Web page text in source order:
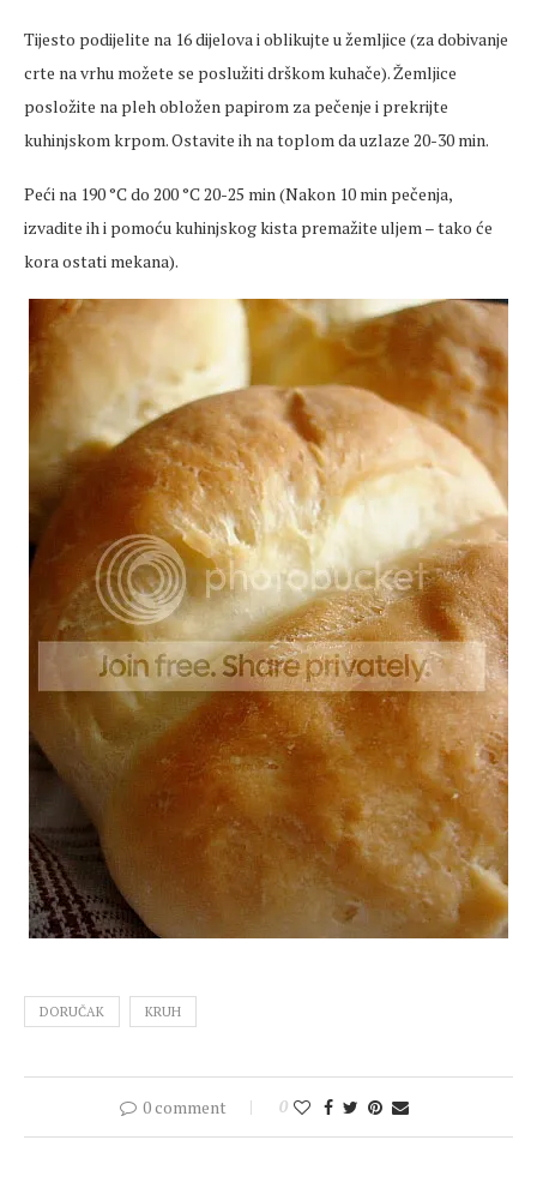
Tijesto podijelite na 16 dijelova i oblikujte u žemljice (za dobivanje
crte na vrhu možete se poslužiti drškom kuhače). Žemljice
posložite na pleh obložen papirom za pečenje i prekrijte
kuhinjskom krpom. Ostavite ih na toplom da uzlaze 20-30 min.
Peći na 190 °C do 200 °C 20-25 min (Nakon 10 min pečenja,
izvadite ih i pomoću kuhinjskog kista premažite uljem – tako će
kora ostati mekana).
DORUČAK KRUH
0 comment 0